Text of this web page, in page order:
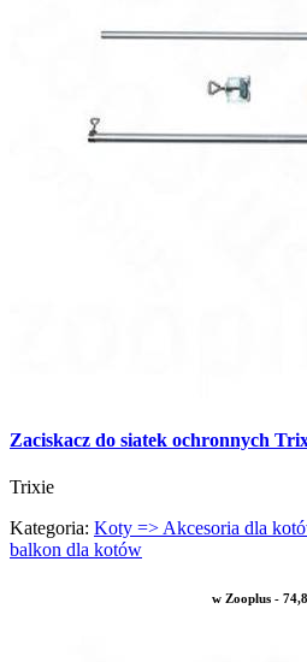
Zaciskacz do siatek ochronnych
Trixie
Kategoria: Koty => Akcesoria dla
balkon dla kotów
w Zooplus -